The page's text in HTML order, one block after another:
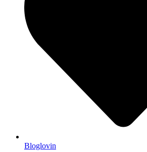
Bloglovin